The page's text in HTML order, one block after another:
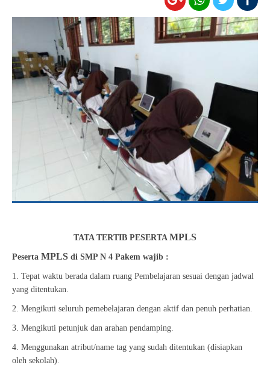
TATA TERTIB PESERTA MPLS
Peserta MPLS di SMP N 4 Pakem wajib :
1. Tepat waktu berada dalam ruang Pembelajaran sesuai dengan jadwal
yang ditentukan.
2. Mengikuti seluruh pemebelajaran dengan aktif dan penuh perhatian.
3. Mengikuti petunjuk dan arahan pendamping.
4. Menggunakan atribut/name tag yang sudah ditentukan (disiapkan
oleh sekolah).